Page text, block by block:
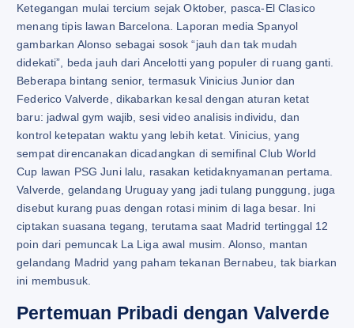
Ketegangan mulai tercium sejak Oktober, pasca-El Clasico
menang tipis lawan Barcelona. Laporan media Spanyol
gambarkan Alonso sebagai sosok “jauh dan tak mudah
didekati”, beda jauh dari Ancelotti yang populer di ruang ganti.
Beberapa bintang senior, termasuk Vinicius Junior dan
Federico Valverde, dikabarkan kesal dengan aturan ketat
baru: jadwal gym wajib, sesi video analisis individu, dan
kontrol ketepatan waktu yang lebih ketat. Vinicius, yang
sempat direncanakan dicadangkan di semifinal Club World
Cup lawan PSG Juni lalu, rasakan ketidaknyamanan pertama.
Valverde, gelandang Uruguay yang jadi tulang punggung, juga
disebut kurang puas dengan rotasi minim di laga besar. Ini
ciptakan suasana tegang, terutama saat Madrid tertinggal 12
poin dari pemuncak La Liga awal musim. Alonso, mantan
gelandang Madrid yang paham tekanan Bernabeu, tak biarkan
ini membusuk.
Pertemuan Pribadi dengan Valverde